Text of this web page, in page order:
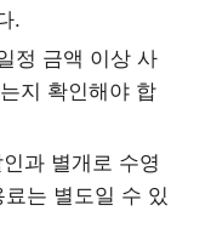
.
정 금액 이상 사
지 확인해야 합
과 별개로 수영
는 별도일 수 있